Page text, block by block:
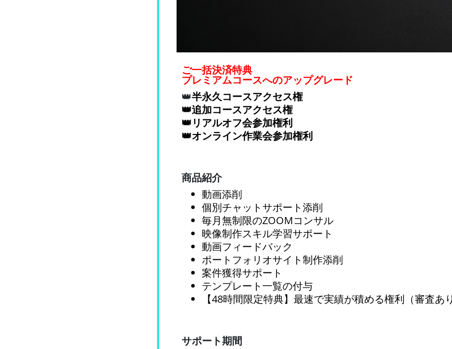
ご一括決済特典
プレミアムコースへのアップグレード
👑半永久コースアクセス権
👑追加コースアクセス権
👑リアルオフ会参加権利
👑オンライン作業会参加権利
商品紹介
動画添削
個別チャットサポート添削
毎月無制限のZOOMコンサル
映像制作スキル学習サポート
動画フィードバック
ポートフォリオサイト制作添削
案件獲得サポート
テンプレート一覧の付与
【48時間限定特典】最速で実績が積める権利（審査あ
サポート期間